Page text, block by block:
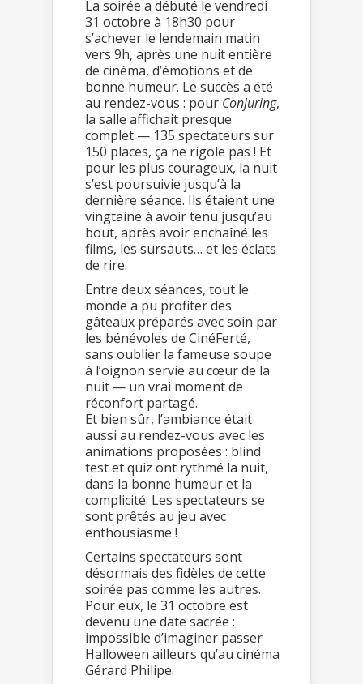
La soirée a débuté le vendredi
31 octobre à 18h30 pour
s’achever le lendemain matin
vers 9h, après une nuit entière
de cinéma, d’émotions et de
bonne humeur. Le succès a été
au rendez-vous : pour Conjuring,
la salle affichait presque
complet — 135 spectateurs sur
150 places, ça ne rigole pas ! Et
pour les plus courageux, la nuit
s’est poursuivie jusqu’à la
dernière séance. Ils étaient une
vingtaine à avoir tenu jusqu’au
bout, après avoir enchaîné les
films, les sursauts… et les éclats
de rire.
Entre deux séances, tout le
monde a pu profiter des
gâteaux préparés avec soin par
les bénévoles de CinéFerté,
sans oublier la fameuse soupe
à l’oignon servie au cœur de la
nuit — un vrai moment de
réconfort partagé.
Et bien sûr, l’ambiance était
aussi au rendez-vous avec les
animations proposées : blind
test et quiz ont rythmé la nuit,
dans la bonne humeur et la
complicité. Les spectateurs se
sont prêtés au jeu avec
enthousiasme !
Certains spectateurs sont
désormais des fidèles de cette
soirée pas comme les autres.
Pour eux, le 31 octobre est
devenu une date sacrée :
impossible d’imaginer passer
Halloween ailleurs qu’au cinéma
Gérard Philipe.